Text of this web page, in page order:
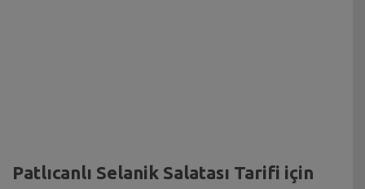
Patlıcanlı Selanik Salatası Tarifi için